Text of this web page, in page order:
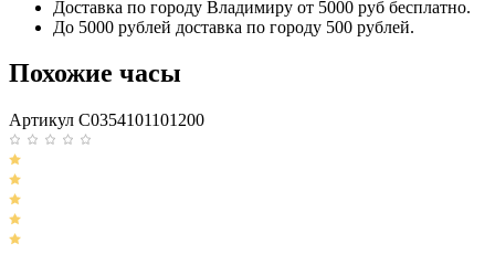
Доставка по городу Владимиру от 5000 руб бесплатно.
До 5000 рублей доставка по городу 500 рублей.
Похожие часы
Артикул C0354101101200